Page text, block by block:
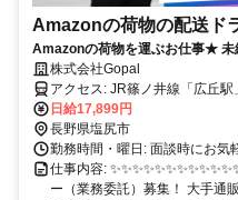
Amazonの荷物の配送ド
Amazonの荷物を運ぶお仕事★ 未
けます( •ᴗ• )✨
株式会社Gopal
アクセス: JR篠ノ井線「広丘駅」より徒歩7分・車で2分 JR中央本線
「塩尻駅」より車で10分
日給17,899円
長野県塩尻市
勤務時間・曜日: 面談時にお気
仕事内容:
ー（業務委託）募集！ 大手通